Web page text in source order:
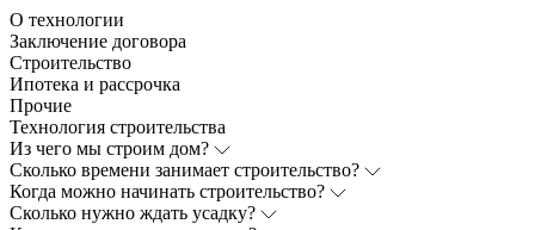
О технологии
Заключение договора
Строительство
Ипотека и рассрочка
Прочие
Технология строительства
Из чего мы строим дом?
Сколько времени занимает строительство?
Когда можно начинать строительство?
Сколько нужно ждать усадку?